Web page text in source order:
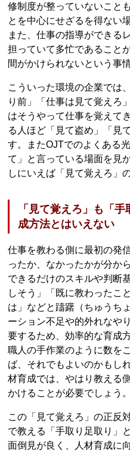
修制度が整っていないこと
とを中心にせざるを得ない
また、仕事の指導ができる
担っていて多忙であること
間がかけられないという事
こういった環境の企業では
り前」「仕事は見て覚えろ
はそうやって仕事を覚えて
る人ほど「見て盗め」「見
す。またOJTでのよくある
て」と言っている場面を見
しにいえば「見て覚えろ」
「見て覚えろ」も「
成方法とはいえない
仕事を教わる側に最初の発
ったか、なかったかが分か
できるだけのスキルや判断
しそう」「既に教わったこ
は」などと躊躇（ちゅうち
ーション不足や的外れなや
要するため、効率的な育成
職人の手作業のように数を
ば、それでもよいのかもし
材育成では、やはり教える
かけることが必要でしょう。
この「見て覚えろ」の正反
で教える「手取り足取り」
面倒見が良く、人材育成に